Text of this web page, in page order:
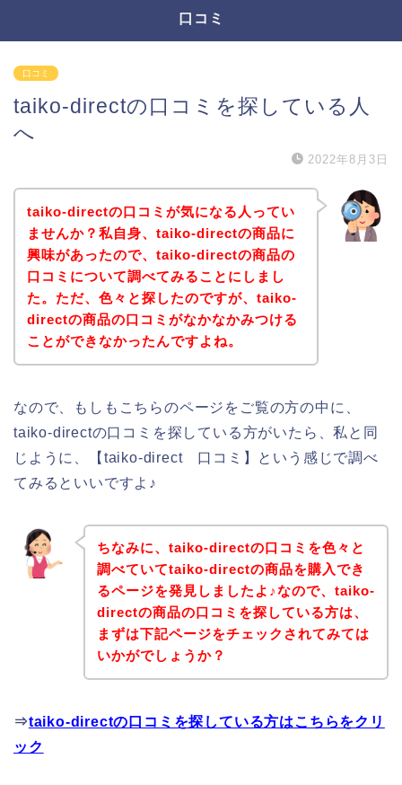
口コミ
口コミ
taiko-directの口コミを探している人
へ
2022年8月3日
taiko-directの口コミが気になる人ってい
ませんか？私自身、taiko-directの商品に
興味があったので、taiko-directの商品の
口コミについて調べてみることにしまし
た。ただ、色々と探したのですが、taiko-
directの商品の口コミがなかなかみつける
ことができなかったんですよね。
なので、もしもこちらのページをご覧の方の中に、
taiko-directの口コミを探している方がいたら、私と同
じように、【taiko-direct 口コミ】という感じで調べ
てみるといいですよ♪
ちなみに、taiko-directの口コミを色々と
調べていてtaiko-directの商品を購入でき
るページを発見しましたよ♪なので、taiko-
directの商品の口コミを探している方は、
まずは下記ページをチェックされてみては
いかがでしょうか？
⇒taiko-directの口コミを探している方はこちらをクリ
ック